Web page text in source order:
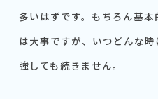
多いはずです。もちろん基
は大事ですが、いつどんな
強しても続きません。